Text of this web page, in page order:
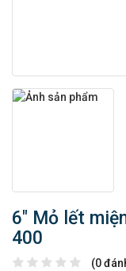
6″ Mỏ lết
400
(0